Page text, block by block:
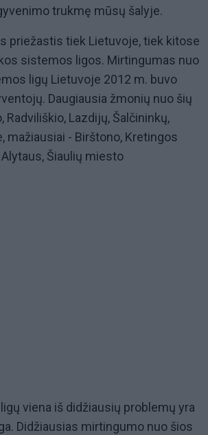
trukmę mūsų šalyje.
priežastis tiek Lietuvoje, tiek kitose
sistemos ligos. Mirtingumas nuo
ligų Lietuvoje 2012 m. buvo
Daugiausia žmonių nuo šių
Radviliškio, Lazdijų, Šalčininkų,
mažiausiai - Birštono, Kretingos
Šiaulių miesto
viena iš didžiausių problemų yra
Didžiausias mirtingumo nuo šios